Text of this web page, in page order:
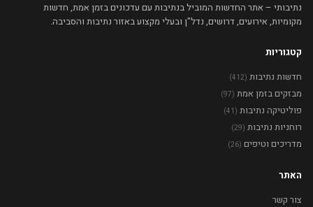
נתיבותי – אתר החדשות המוביל בנתיבות עם עדכונים בזמן אמת, חדשות
מקומיות, אירועים, דרושים, נדל"ן ובעלי מקצוע באזור נתיבות והסביבה.
קטגוריות
חדשות נתיבות (412)
מבזקים בזמן אמת (97)
פוליטיקה נתיבות (41)
רוחניות נתיבות (29)
מדריכים וטיפים (26)
האתר
צור קשר